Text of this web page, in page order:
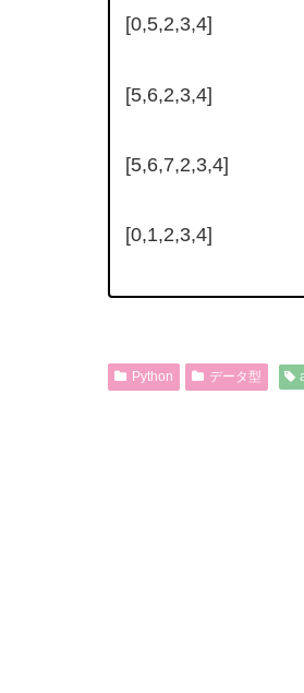
[0,5,2,3,4]
[5,6,2,3,4]
[5,6,7,2,3,4]
[0,1,2,3,4]
Python データ型